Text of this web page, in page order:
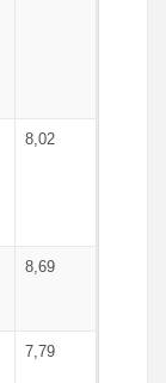
8,02
8,69
7,79